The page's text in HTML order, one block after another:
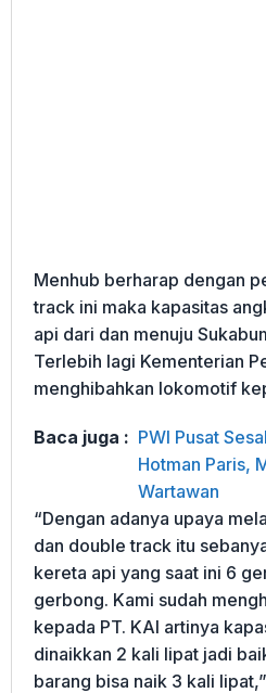
Menhub berharap dengan
track ini maka kapasitas
api dari dan menuju
Terlebih lagi Kementerian
menghibahkan lokomotif
Baca juga : PWI Pusat
Hotman Paris,
Wartawan
“Dengan adanya upaya
dan double track itu
kereta api yang saat ini 6
gerbong. Kami sudah
kepada PT. KAI artinya
dinaikkan 2 kali lipat jadi
barang bisa naik 3 kali